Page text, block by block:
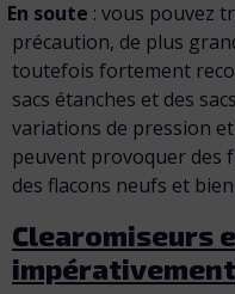
En soute : vous pouvez
précaution, de plus
toutefois fortement
sacs étanches et des
variations de pression
peuvent provoquer des
des flacons neufs et
Clearomiseurs